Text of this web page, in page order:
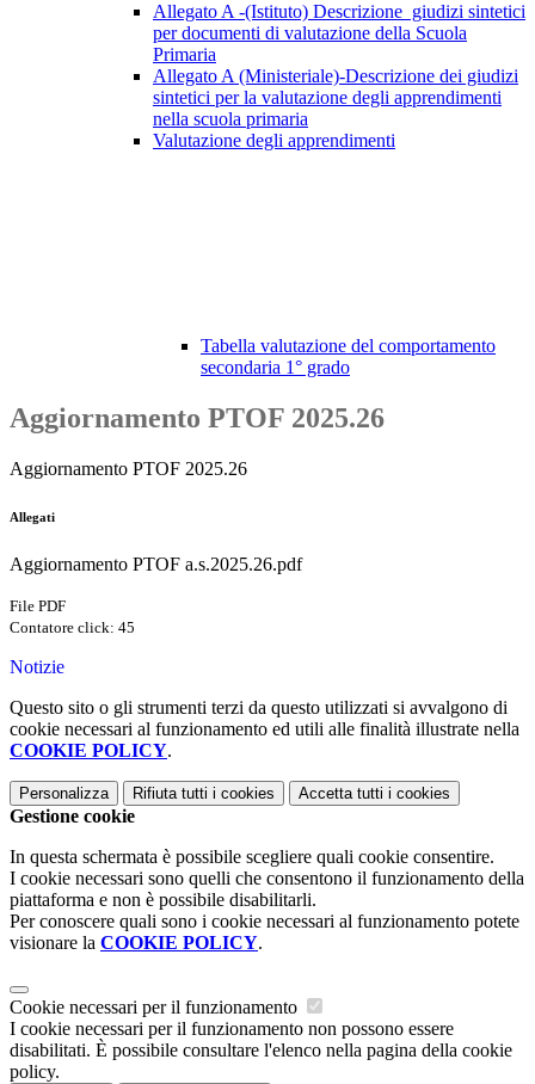
Allegato A -(Istituto) Descrizione giudizi sintetici
per documenti di valutazione della Scuola
Primaria
Allegato A (Ministeriale)-Descrizione dei giudizi
sintetici per la valutazione degli apprendimenti
nella scuola primaria
Valutazione degli apprendimenti
Tabella valutazione del comportamento
secondaria 1° grado
Aggiornamento PTOF 2025.26
Aggiornamento PTOF 2025.26
Allegati
Aggiornamento PTOF a.s.2025.26.pdf
File PDF
Contatore click: 45
Notizie
Questo sito o gli strumenti terzi da questo utilizzati si avvalgono di
cookie necessari al funzionamento ed utili alle finalità illustrate nella
COOKIE POLICY.
Personalizza Rifiuta tutti i cookies Accetta tutti i cookies
Gestione cookie
In questa schermata è possibile scegliere quali cookie consentire.
I cookie necessari sono quelli che consentono il funzionamento della
piattaforma e non è possibile disabilitarli.
Per conoscere quali sono i cookie necessari al funzionamento potete
visionare la COOKIE POLICY.
Cookie necessari per il funzionamento
I cookie necessari per il funzionamento non possono essere
disabilitati. È possibile consultare l'elenco nella pagina della cookie
policy.